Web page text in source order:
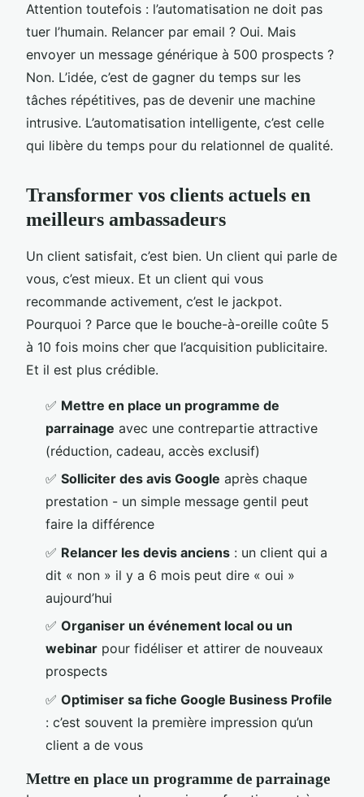
Attention toutefois : l’automatisation ne doit pas
tuer l’humain. Relancer par email ? Oui. Mais
envoyer un message générique à 500 prospects ?
Non. L’idée, c’est de gagner du temps sur les
tâches répétitives, pas de devenir une machine
intrusive. L’automatisation intelligente, c’est celle
qui libère du temps pour du relationnel de qualité.
Transformer vos clients actuels en
meilleurs ambassadeurs
Un client satisfait, c’est bien. Un client qui parle de
vous, c’est mieux. Et un client qui vous
recommande activement, c’est le jackpot.
Pourquoi ? Parce que le bouche-à-oreille coûte 5
à 10 fois moins cher que l’acquisition publicitaire.
Et il est plus crédible.
✅ Mettre en place un programme de
parrainage avec une contrepartie attractive
(réduction, cadeau, accès exclusif)
✅ Solliciter des avis Google après chaque
prestation - un simple message gentil peut
faire la différence
✅ Relancer les devis anciens : un client qui a
dit « non » il y a 6 mois peut dire « oui »
aujourd’hui
✅ Organiser un événement local ou un
webinar pour fidéliser et attirer de nouveaux
prospects
✅ Optimiser sa fiche Google Business Profile
: c’est souvent la première impression qu’un
client a de vous
Mettre en place un programme de parrainage